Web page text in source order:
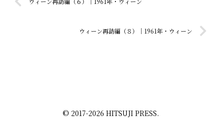
ウィーン再訪編（８）｜1961年・ウィーン
© 2017-2026 HITSUJI PRESS.